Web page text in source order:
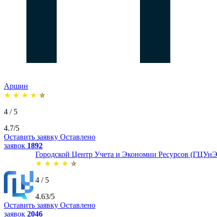
Аршин
★ ★ ★ ★ ★
4 / 5
4.7/5
Оставить заявку Оставлено
заявок 1892
Городской Центр Учета и Экономии Ресурсов
★ ★ ★ ★ ★
4 / 5
4.63/5
Оставить заявку Оставлено
заявок 2046